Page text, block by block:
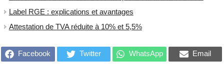
Label RGE : explications et avantages
Attestation de TVA réduite à 10% et 5,5%
Facebook Twitter WhatsApp Email